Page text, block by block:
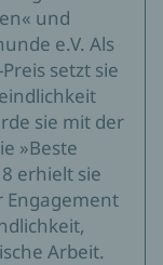
und
e.V. Als
setzt sie
sie mit der
»Beste
erhielt sie
Engagement
Arbeit.